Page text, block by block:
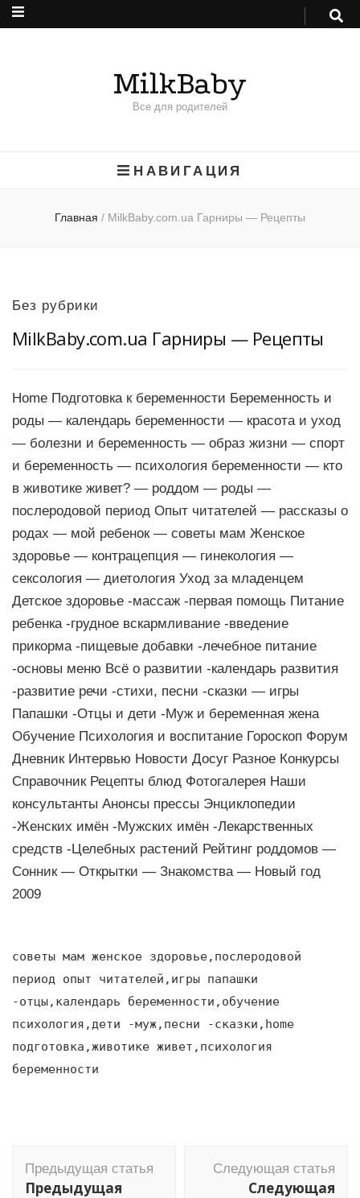
MilkBaby
Все для родителей
НАВИГАЦИЯ
Главная / MilkBaby.com.ua Гарниры — Рецепты
Без рубрики
MilkBaby.com.ua Гарниры — Рецепты
Home Подготовка к беременности Беременность и
роды — календарь беременности — красота и уход
— болезни и беременность — образ жизни — спорт
и беременность — психология беременности — кто
в животике живет? — роддом — роды —
послеродовой период Опыт читателей — рассказы о
родах — мой ребенок — советы мам Женское
здоровье — контрацепция — гинекология —
сексология — диетология Уход за младенцем
Детское здоровье -массаж -первая помощь Питание
ребенка -грудное вскармливание -введение
прикорма -пищевые добавки -лечебное питание
-основы меню Всё о развитии -календарь развития
-развитие речи -стихи, песни -сказки — игры
Папашки -Отцы и дети -Муж и беременная жена
Обучение Психология и воспитание Гороскоп Форум
Дневник Интервью Новости Досуг Разное Конкурсы
Справочник Рецепты блюд Фотогалерея Наши
консультанты Анонсы прессы Энциклопедии
-Женских имён -Мужских имён -Лекарственных
средств -Целебных растений Рейтинг роддомов —
Сонник — Открытки — Знакомства — Новый год
2009
советы мам женское здоровье,послеродовой
период опыт читателей,игры папашки
-отцы,календарь беременности,обучение
психология,дети -муж,песни -сказки,home
подготовка,животике живет,психология
беременности
по
Предыдущая статья
Предыдущая
Следующая статья
Следующая